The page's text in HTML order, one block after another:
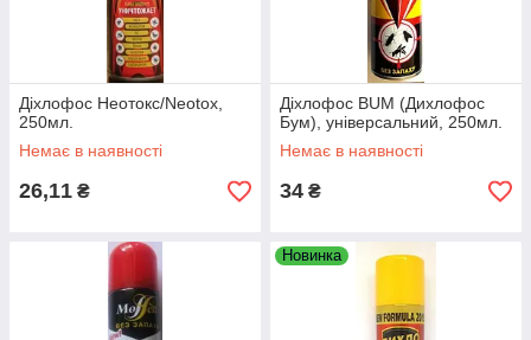
Діхлофос Неотокс/Neotox,
250мл.
Немає в наявності
26,11 ₴
Діхлофос BUM (Дихлофос
Бум), універсальний, 250мл.
Немає в наявності
34 ₴
Новинка